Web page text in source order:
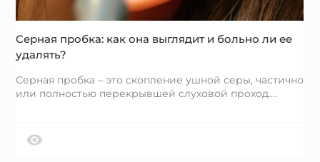
Серная пробка: как она выглядит и больно ли ее
удалять?
Серная пробка – это скопление ушной серы, частично
или полностью перекрывшей слуховой проход….